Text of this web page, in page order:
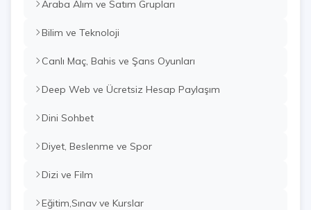
Araba Alım ve Satım Grupları
Bilim ve Teknoloji
Canlı Maç, Bahis ve Şans Oyunları
Deep Web ve Ücretsiz Hesap Paylaşım
Dini Sohbet
Diyet, Beslenme ve Spor
Dizi ve Film
Eğitim,Sınav ve Kurslar